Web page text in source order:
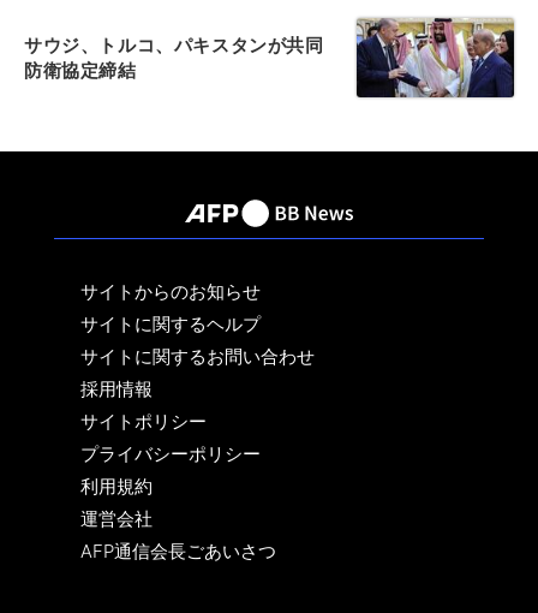
サウジ、トルコ、パキスタンが共同
防衛協定締結
サイトからのお知らせ
サイトに関するヘルプ
サイトに関するお問い合わせ
採用情報
サイトポリシー
プライバシーポリシー
利用規約
運営会社
AFP通信会長ごあいさつ